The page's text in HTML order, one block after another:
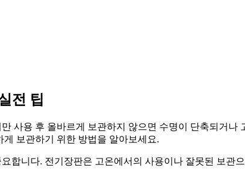
전 팁
사용 후 올바르게 보관하지 않으면 수명이 단축되거
보관하기 위한 방법을 알아보세요.
합니다. 전기장판은 고온에서의 사용이나 잘못된 보관